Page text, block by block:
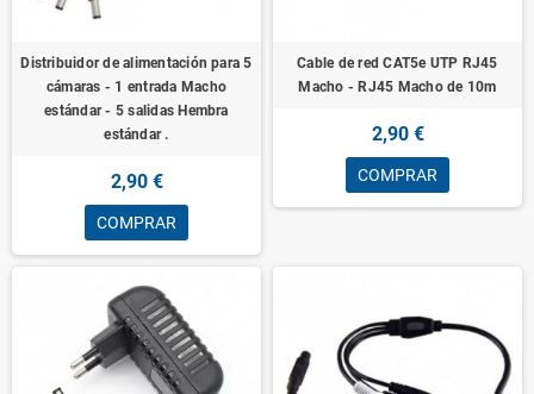
Distribuidor de alimentación para 5
cámaras - 1 entrada Macho
estándar - 5 salidas Hembra
estándar .
2,90 €
COMPRAR
Cable de red CAT5e UTP RJ45
Macho - RJ45 Macho de 10m
2,90 €
COMPRAR